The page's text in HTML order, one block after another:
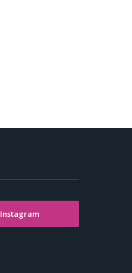
Instagram